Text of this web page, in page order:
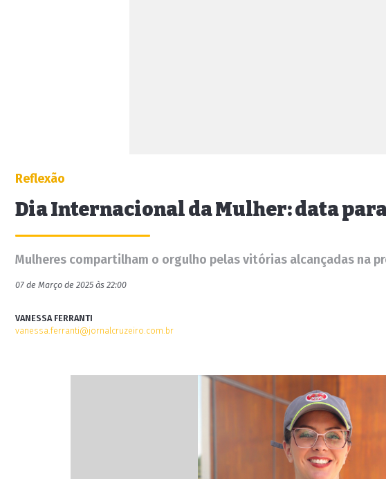
Reflexão
Dia Internacional da Mulher: data
Mulheres compartilham o orgulho pelas vitórias alcançadas na
07 de Março de 2025 às 22:00
VANESSA FERRANTI
vanessa.ferranti@jornalcruzeiro.com.br